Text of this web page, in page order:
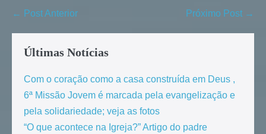
← Post Anterior Próximo Post →
Últimas Notícias
Com o coração como a casa construída em Deus ,
6ª Missão Jovem é marcada pela evangelização e
pela solidariedade; veja as fotos
“O que acontece na Igreja?” Artigo do padre